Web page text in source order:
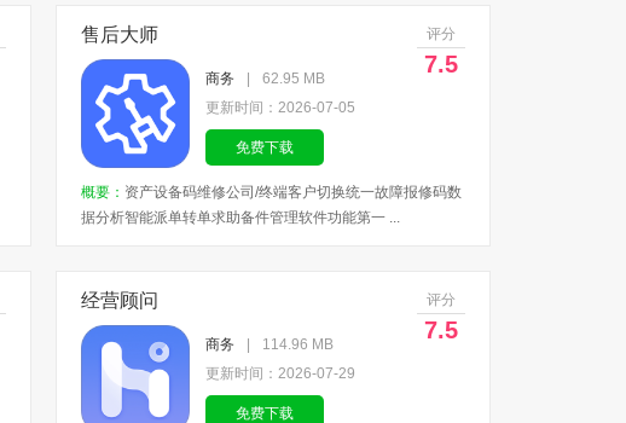
售后大师 评分
7.5
商务
62.95 MB
更新时间：2026-07-05
免费下载
概要： 资产设备码维修公司/终端客户切换统一故障报修码数
据分析智能派单转单求助备件管理软件功能第一 ...
经营顾问 评分
7.5
商务
114.96 MB
更新时间：2026-07-29
免费下载